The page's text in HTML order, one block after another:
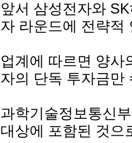
앞서 삼성전자와
자 라운드에 전략적
업계에 따르면 양
자의 단독 투자금만
과학기술정보통신
대상에 포함된 것으